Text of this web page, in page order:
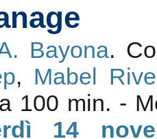
Bayona.
, Mabel
100 min. -
14